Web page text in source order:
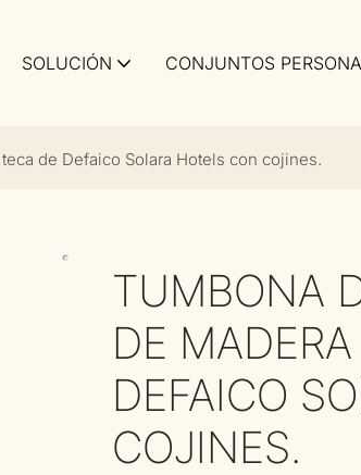
SOLUCIÓN CONJUNTOS
de Defaico Solara Hotels con cojines.
TUMBONA
DE
DEFAICO
COJINES.